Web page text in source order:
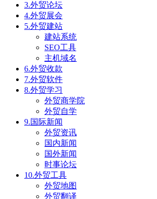
3.外贸论坛
4.外贸展会
5.外贸建站
建站系统
SEO工具
主机域名
6.外贸收款
7.外贸软件
8.外贸学习
外贸商学院
外贸自学
9.国际新闻
外贸资讯
国内新闻
国外新闻
时事论坛
10.外贸工具
外贸地图
外贸翻译